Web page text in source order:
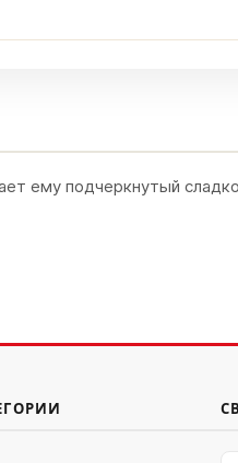
ему подчеркнутый